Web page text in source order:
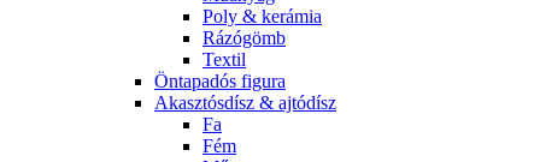
Poly & kerámia
Rázógömb
Textil
Öntapadós figura
Akasztósdísz & ajtódísz
Fa
Fém